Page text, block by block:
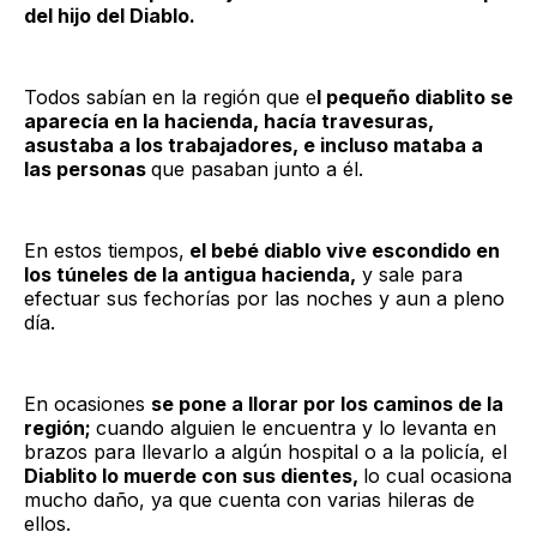
del hijo del Diablo.
Todos sabían en la región que el pequeño diablito se
aparecía en la hacienda, hacía travesuras,
asustaba a los trabajadores, e incluso mataba a
las personas que pasaban junto a él.
En estos tiempos, el bebé diablo vive escondido en
los túneles de la antigua hacienda, y sale para
efectuar sus fechorías por las noches y aun a pleno
día.
En ocasiones se pone a llorar por los caminos de la
región; cuando alguien le encuentra y lo levanta en
brazos para llevarlo a algún hospital o a la policía, el
Diablito lo muerde con sus dientes, lo cual ocasiona
mucho daño, ya que cuenta con varias hileras de
ellos.